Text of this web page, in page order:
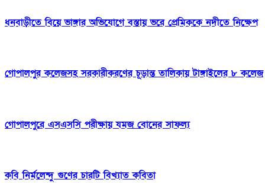
ধনবাড়ীতে বিয়ে ভাঙ্গার অভিযোগে বস্তায় ভরে প্রেমিককে নদীতে নিক্ষেপ
গোপালপুর কলেজসহ সরকারীকরণের চূড়ান্ত তালিকায় টাঙ্গাইলের ৮ কলেজ
গোপালপুরে এসএসসি পরীক্ষায় যমজ বোনের সাফল্য
কবি নির্মলেন্দু গুণের চারটি বিখ্যাত কবিতা